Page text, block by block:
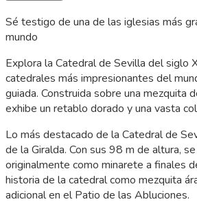
Sé testigo de una de las iglesias más
mundo
Explora la Catedral de Sevilla del siglo
catedrales más impresionantes del
guiada. Construida sobre una mezquita
exhibe un retablo dorado y una vasta
Lo más destacado de la Catedral de
de la Giralda. Con sus 98 m de altura,
originalmente como minarete a finales
historia de la catedral como mezquita
adicional en el Patio de las Abluciones.